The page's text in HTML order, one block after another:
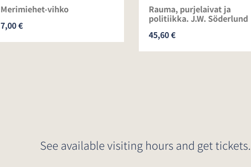
Merimiehet-vihko
7,00 €
Rauma, purjelaivat ja
politiikka. J.W. Söderlund
45,60 €
See available visiting hours and get tickets.